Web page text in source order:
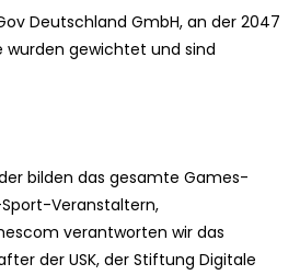
Deutschland GmbH, an der 2047
wurden gewichtet und sind
bilden das gesamte Games-
Veranstaltern,
verantworten wir das
der USK, der Stiftung Digitale